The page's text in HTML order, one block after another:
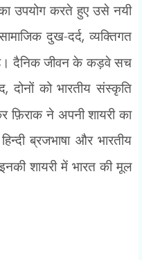
उपयोग करते हुए उसे नयी
दुख-दर्द,व्यक्तिगत
दैनिक जीवन के कड़वे सच
,दोनों को भारतीय संस्कृति
फ़िराक ने अपनी शायरी का
हिन्दी ब्रजभाषा और भारतीय
इनकी शायरी में भारत की मूल